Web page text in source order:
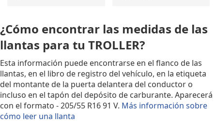
¿Cómo encontrar las medidas de las
llantas para tu TROLLER?
Esta información puede encontrarse en el flanco de las
llantas, en el libro de registro del vehículo, en la etiqueta
del montante de la puerta delantera del conductor o
incluso en el tapón del depósito de carburante. Aparecerá
con el formato - 205/55 R16 91 V. Más información sobre
cómo leer una llanta